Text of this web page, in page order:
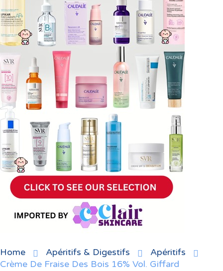
Home Apéritifs & Digestifs
Apéritifs
Crème De Fraise Des Bois 16% Vol. Giffard